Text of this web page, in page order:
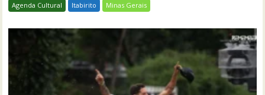
Agenda Cultural Itabirito Minas Gerais